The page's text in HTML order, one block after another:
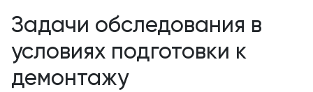
Задачи обследования в
условиях подготовки к
демонтажу